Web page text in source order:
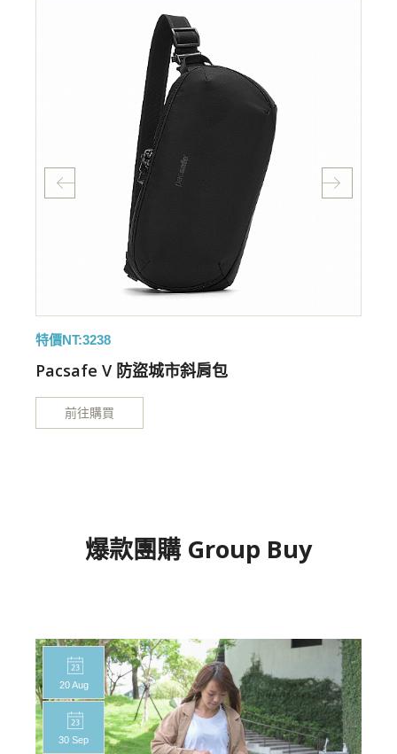
特價NT:3238
Pacsafe V 防盜城市斜肩包
前往購買
爆款團購 Group Buy
20 Aug
30 Sep